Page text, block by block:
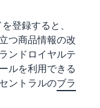
登録すると、
つ商品情報の改
ンドロイヤルテ
ルを利用できる
ントラルのブラ